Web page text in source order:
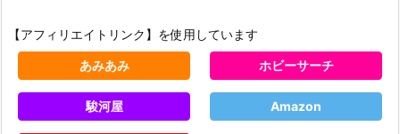
【アフィリエイトリンク】を使用しています
あみあみ ホビーサーチ
駿河屋 Amazon